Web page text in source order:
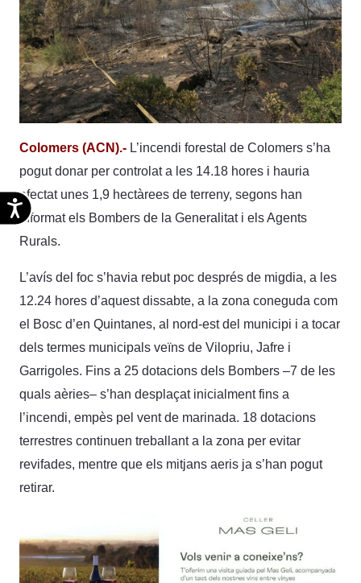
Accesibilidad
Colomers (ACN).- L’incendi forestal de Colomers s’ha
pogut donar per controlat a les 14.18 hores i hauria
afectat unes 1,9 hectàrees de terreny, segons han
informat els Bombers de la Generalitat i els Agents
Rurals.
L’avís del foc s’havia rebut poc després de migdia, a les
12.24 hores d’aquest dissabte, a la zona coneguda com
el Bosc d’en Quintanes, al nord-est del municipi i a tocar
dels termes municipals veïns de Vilopriu, Jafre i
Garrigoles. Fins a 25 dotacions dels Bombers –7 de les
quals aèries– s’han desplaçat inicialment fins a
l’incendi, empès pel vent de marinada. 18 dotacions
terrestres continuen treballant a la zona per evitar
revifades, mentre que els mitjans aeris ja s’han pogut
retirar.